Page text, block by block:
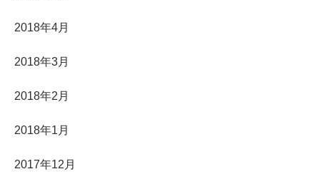
2018年4月
2018年3月
2018年2月
2018年1月
2017年12月